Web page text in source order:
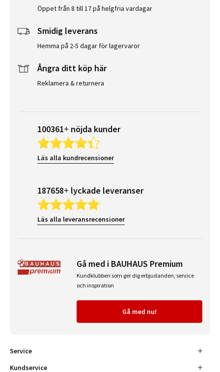
Öppet från 8 till 17 på helgfria vardagar
Smidig leverans
Hemma på 2-5 dagar för lagervaror
Ångra ditt köp här
Reklamera & returnera
100361+ nöjda kunder
Läs alla kundrecensioner
187658+ lyckade leveranser
Läs alla leveransrecensioner
Gå med i BAUHAUS Premium
Kundklubben som ger dig erbjudanden, service
och inspiration
Gå med nu!
Service
Kundservice